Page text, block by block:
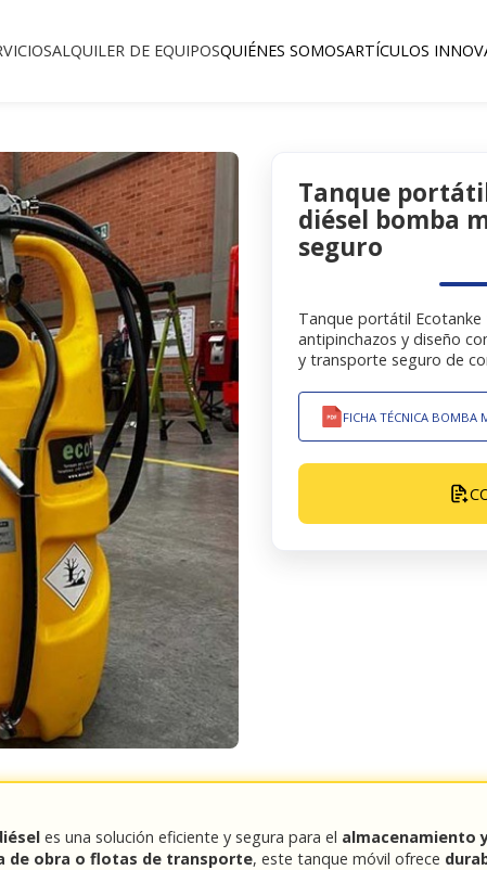
ALQUILER DE EQUIPOSQUIÉNES SOMOSARTÍCULOS
Tanque
diésel bomba
seguro
Tanque portátil Ecotanke
antipinchazos y diseño
y transporte seguro de
FICHA TÉCNICA BOMBA
es una solución eficiente y segura para el almacenamiento
de obra o flotas de transporte, este tanque móvil ofrece